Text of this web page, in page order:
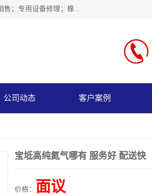
天津永腾气体销售有限公司成立于2020年，注册地位于天津市滨海新区。经营范围包括：专用化学产品销售；专用设备修理；橡胶制品销售；气体压缩机械销售；特种设备销售；仪器仪表销售；机械设备租赁；五金产品批发；食品添加剂销售等，主要供应：氧气、乙炔、氮气、氩气、氢气、氦气、液氨、液氮、一氧化碳、二氧化碳等，各种工业气体，高纯气体，食品级气体。
公司动态 客户案例
宝坻高纯氮气哪有 服务好 配送快
价格： 面议